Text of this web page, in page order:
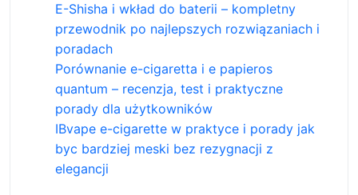
E-Shisha i wkład do baterii – kompletny
przewodnik po najlepszych rozwiązaniach i
poradach
Porównanie e-cigaretta i e papieros
quantum – recenzja, test i praktyczne
porady dla użytkowników
IBvape e-cigarette w praktyce i porady jak
byc bardziej meski bez rezygnacji z
elegancji